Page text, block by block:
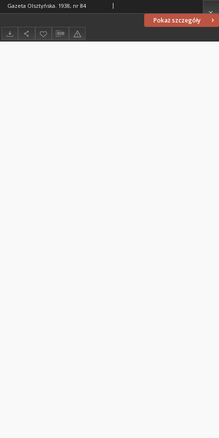
Pokaż szczegóły
Gazeta Olsztyńska. 1938, nr 84